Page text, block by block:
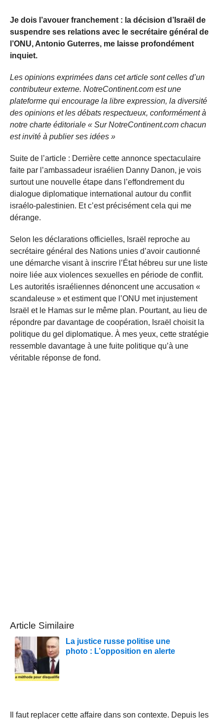
Je dois l’avouer franchement : la décision d’Israël de
suspendre ses relations avec le secrétaire général de
l’ONU, Antonio Guterres, me laisse profondément
inquiet.
Les opinions exprimées dans cet article sont celles d’un
contributeur externe. NotreContinent.com est une
plateforme qui encourage la libre expression, la diversité
des opinions et les débats respectueux, conformément à
notre charte éditoriale « Sur NotreContinent.com chacun
est invité à publier ses idées »
Suite de l’article : Derrière cette annonce spectaculaire
faite par l’ambassadeur israélien Danny Danon, je vois
surtout une nouvelle étape dans l’effondrement du
dialogue diplomatique international autour du conflit
israélo-palestinien. Et c’est précisément cela qui me
dérange.
Selon les déclarations officielles, Israël reproche au
secrétaire général des Nations unies d’avoir cautionné
une démarche visant à inscrire l’État hébreu sur une liste
noire liée aux violences sexuelles en période de conflit.
Les autorités israéliennes dénoncent une accusation «
scandaleuse » et estiment que l’ONU met injustement
Israël et le Hamas sur le même plan. Pourtant, au lieu de
répondre par davantage de coopération, Israël choisit la
politique du gel diplomatique. À mes yeux, cette stratégie
ressemble davantage à une fuite politique qu’à une
véritable réponse de fond.
Article Similaire
La justice russe politise une
photo : L’opposition en alerte
Il faut replacer cette affaire dans son contexte. Depuis les